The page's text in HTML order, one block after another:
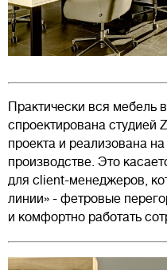
Практически вся мебель
спроектирована студией
проекта и реализована
производстве. Это
для client-менеджеров,
линии» - фетровые
и комфортно работать